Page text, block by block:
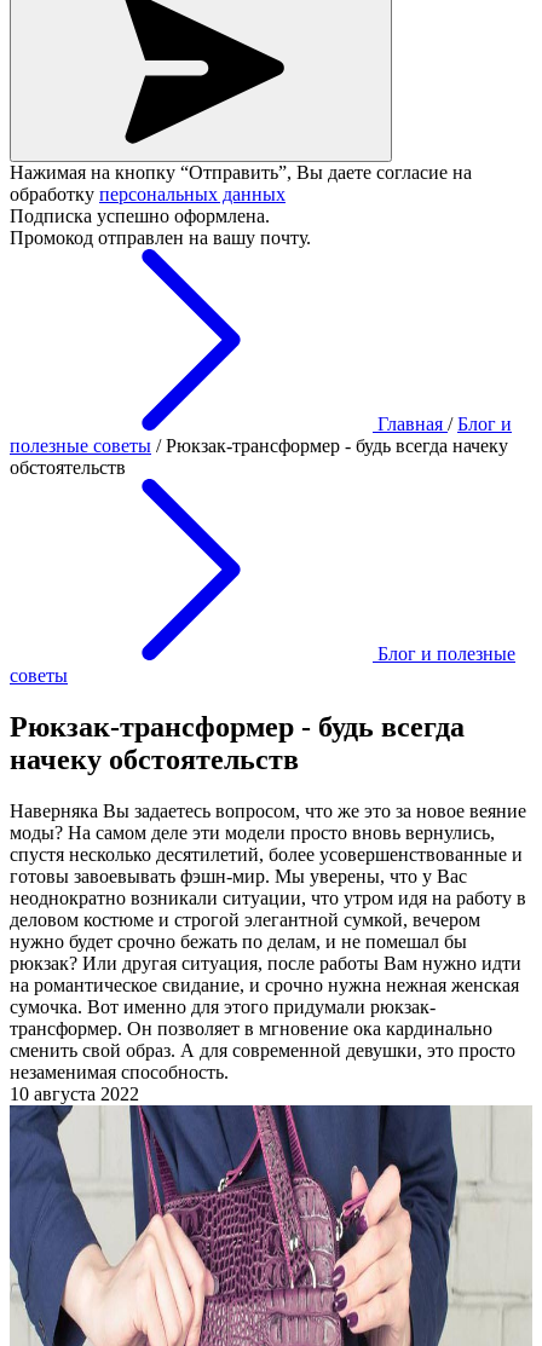
Нажимая на кнопку “Отправить”, Вы даете согласие на
обработку персональных данных
Подписка успешно оформлена.
Промокод отправлен на вашу почту.
Главная / Блог и
полезные советы / Рюкзак-трансформер - будь всегда начеку
обстоятельств
Блог и полезные
советы
Рюкзак-трансформер - будь всегда
начеку обстоятельств
Наверняка Вы задаетесь вопросом, что же это за новое веяние
моды? На самом деле эти модели просто вновь вернулись,
спустя несколько десятилетий, более усовершенствованные и
готовы завоевывать фэшн-мир. Мы уверены, что у Вас
неоднократно возникали ситуации, что утром идя на работу в
деловом костюме и строгой элегантной сумкой, вечером
нужно будет срочно бежать по делам, и не помешал бы
рюкзак? Или другая ситуация, после работы Вам нужно идти
на романтическое свидание, и срочно нужна нежная женская
сумочка. Вот именно для этого придумали рюкзак-
трансформер. Он позволяет в мгновение ока кардинально
сменить свой образ. А для современной девушки, это просто
незаменимая способность.
10 августа 2022